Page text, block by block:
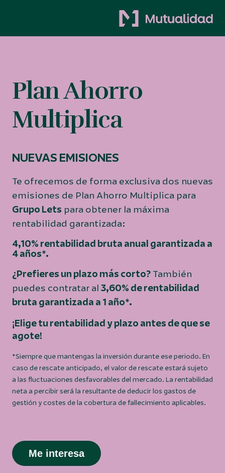
Plan Ahorro
Multiplica
NUEVAS EMISIONES
Te ofrecemos de forma exclusiva dos nuevas
emisiones de Plan Ahorro Multiplica para
Grupo Lets para obtener la máxima
rentabilidad garantizada:
4,10% rentabilidad bruta anual garantizada a
4 años*.
¿Prefieres un plazo más corto? También
puedes contratar al 3,60% de rentabilidad
bruta garantizada a 1 año*.
¡Elige tu rentabilidad y plazo antes de que se
agote!
*Siempre que mantengas la inversión durante ese periodo. En
caso de rescate anticipado, el valor de rescate estará sujeto
a las fluctuaciones desfavorables del mercado. La rentabilidad
neta a percibir será la resultante de deducir los gastos de
gestión y costes de la cobertura de fallecimiento aplicables.
Me interesa